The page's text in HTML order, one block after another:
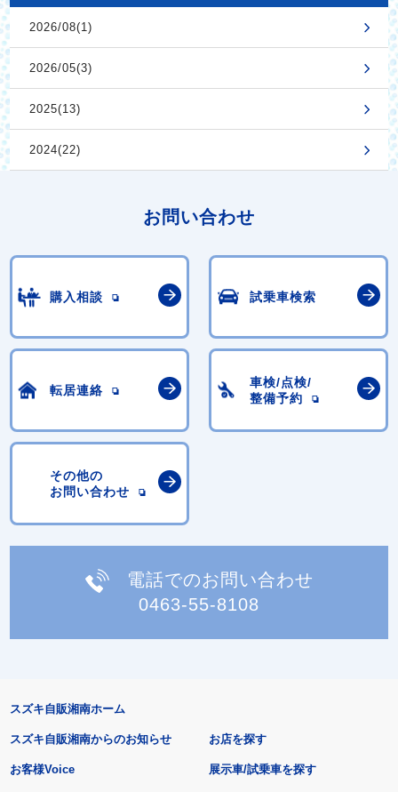
2026/08(1)
2026/05(3)
2025(13)
2024(22)
お問い合わせ
購入相談 試乗車検索
転居連絡
車検/点検/
整備予約
その他の
お問い合わせ
電話でのお問い合わせ
0463-55-8108
スズキ自販湘南ホーム
スズキ自販湘南からのお知らせ
お客様Voice
お店を探す
展示車/試乗車を探す